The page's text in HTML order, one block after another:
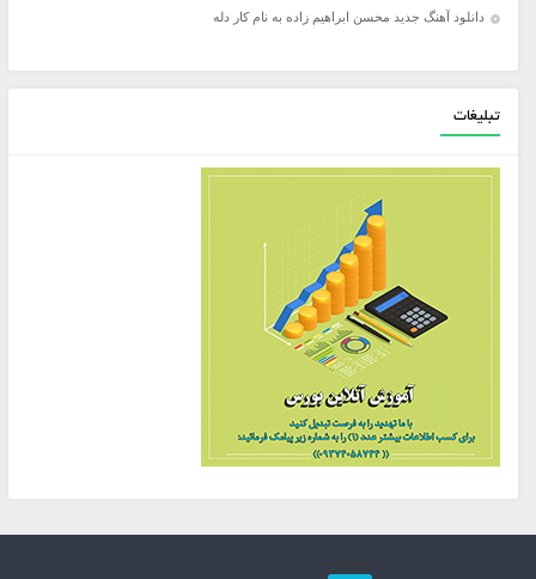
دانلود آهنگ جدید محسن ابراهیم زاده به نام کار دله
تبلیغات